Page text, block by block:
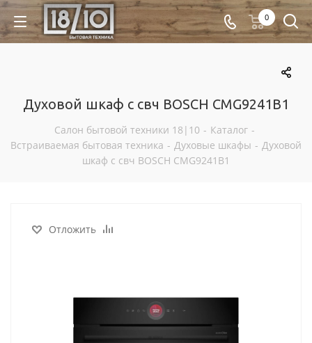
0
Духовой шкаф с свч BOSCH CMG9241B1
Салон бытовой техники 18|10 - Каталог -
Встраиваемая бытовая техника - Духовые шкафы - Духовой
шкаф с свч BOSCH CMG9241B1
Отложить